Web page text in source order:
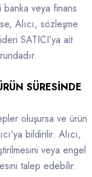
veya finans
Alıcı, sözleşme
SATICI’ya ait
SÜRESİNDE
oluşursa ve ürün
bildirilir. Alıcı,
veya engel
talep edebilir.